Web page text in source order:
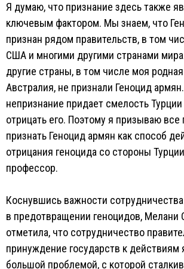
Я думаю, что признание здесь также
ключевым фактором. Мы знаем, что
признан рядом правительств, в том
США и многими другими странами
другие страны, в том числе моя
Австралия, не признали Геноцид
непризнание придает смелость
отрицать его. Поэтому я призываю все
признать Геноцид армян как способ
отрицания геноцида со стороны
профессор.
Коснувшись важности
в предотвращении геноцидов, Мелани
отметила, что сотрудничество
принуждение государств к действиям
большой проблемой, с которой